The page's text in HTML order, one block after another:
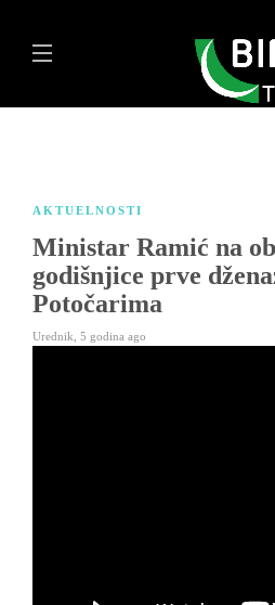
AKTUELNOSTI
Ministar Ramić na
godišnjice prve
Potočarima
Urednik 5 godina ago